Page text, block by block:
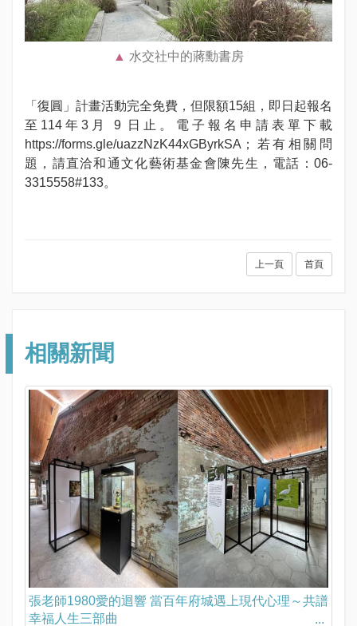
水交社中的蔣勳書房
「復圓」計畫活動完全免費，但限額15組，即日起報名
至114年3月 9 日止。電子報名申請表單下載
https://forms.gle/uazzNzK44xGByrkSA；若有相關問
題，請直洽和通文化藝術基金會陳先生，電話：06-
3315558#133。
上一頁 首頁
相關新聞
張老師1980愛的迴響 當百年府城遇上現代心理～共譜
幸福人生三部曲